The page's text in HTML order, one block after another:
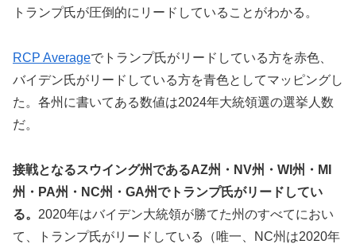
トランプ氏が圧倒的にリードしていることがわかる。
RCP Averageでトランプ氏がリードしている方を赤色、
バイデン氏がリードしている方を青色としてマッピングし
た。各州に書いてある数値は2024年大統領選の選挙人数
だ。
接戦となるスウイング州であるAZ州・NV州・WI州・MI
州・PA州・NC州・GA州でトランプ氏がリードしてい
る。 2020年はバイデン大統領が勝てた州のすべてにおい
て、トランプ氏がリードしている（唯一、NC州は2020年